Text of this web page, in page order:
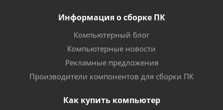
Информация о сборке ПК
Компьютерный блог
Компьютерные новости
Рекламные предложения
Производители компонентов для сборки ПК
Как купить компьютер